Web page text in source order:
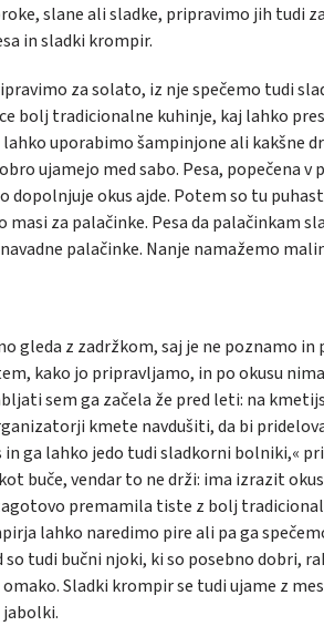
slane ali sladke, pripravimo jih tudi
in sladki krompir.
za solato, iz nje spečemo tudi
bolj tradicionalne kuhinje, kaj lahko
uporabimo šampinjone ali kakšne
ujamejo med sabo. Pesa, popečena v
okus ajde. Potem so tu
masi za palačinke. Pesa da palačinkam
palačinke. Nanje namažemo
gleda z zadržkom, saj je ne poznamo
kako jo pripravljamo, in po okusu
sem ga začela že pred leti: na
kmete navdušiti, da bi
ga lahko jedo tudi sladkorni bolniki,«
buče, vendar to ne drži: ima izrazit
premamila tiste z bolj
lahko naredimo pire ali pa ga
tudi bučni njoki, ki so posebno dobri,
Sladki krompir se tudi ujame z